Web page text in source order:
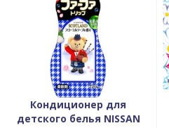
Кондиционер для
детского белья NISSAN